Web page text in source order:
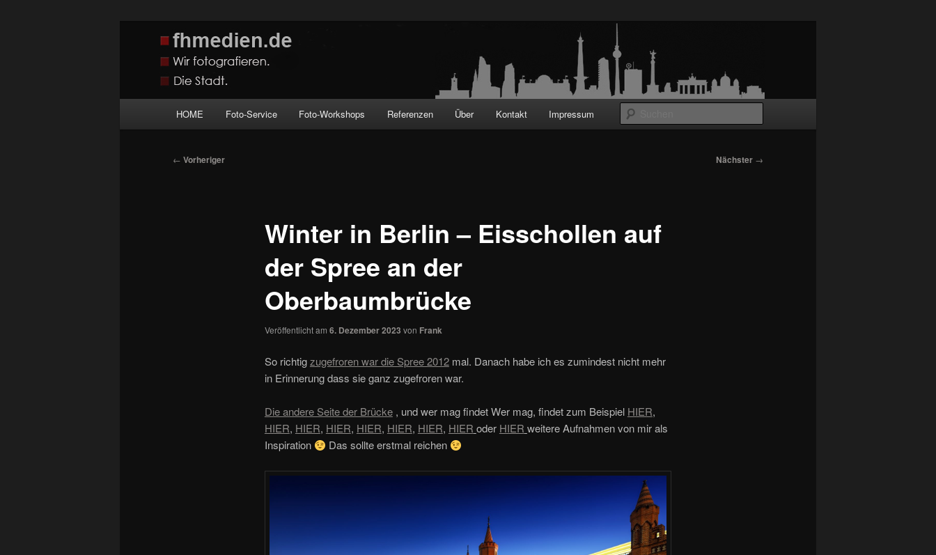
fhmedien.de
Wir fotografieren die Hauptstadt!
HOME Foto-Service Foto-Workshops Referenzen Über Kontakt Impressum
Beitragsnavigation
← Vorheriger Nächster →
Winter in Berlin – Eisschollen auf
der Spree an der
Oberbaumbrücke
Veröffentlicht am 6. Dezember 2023 von Frank
So richtigzugefroren war die Spree 2012mal. Danach habe ich es zumindest nicht mehr
in Erinnerung dass sie ganz zugefroren war.
Die andere Seite der Brücke, und wer mag findet Wer mag, findet zum Beispiel HIER,
HIER, HIER, HIER, HIER, HIER, HIER, HIER oder HIER weitere Aufnahmen von mir als
Inspiration
Das sollte erstmal reichen